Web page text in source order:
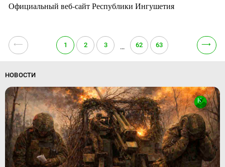
Официальный веб-сайт Республики Ингушетия
⟵ 1 2 3 … 62 63 ⟶
НОВОСТИ